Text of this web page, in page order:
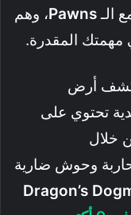
الـPawns، وهم
المقدرة.
أرض
تحتوي على
خلال
وحوش ضارية
Dragon’s